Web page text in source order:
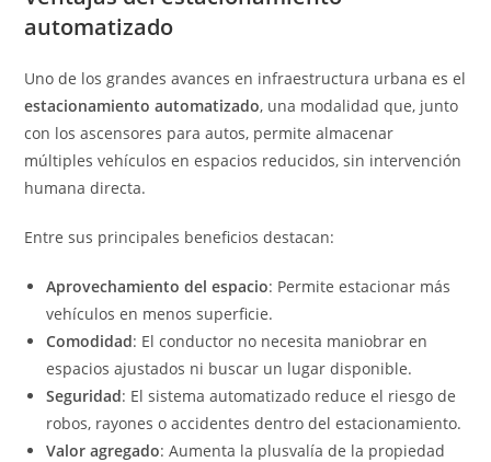
automatizado
Uno de los grandes avances en infraestructura urbana es el
estacionamiento automatizado, una modalidad que, junto
con los ascensores para autos, permite almacenar
múltiples vehículos en espacios reducidos, sin intervención
humana directa.
Entre sus principales beneficios destacan:
Aprovechamiento del espacio: Permite estacionar más
vehículos en menos superficie.
Comodidad: El conductor no necesita maniobrar en
espacios ajustados ni buscar un lugar disponible.
Seguridad: El sistema automatizado reduce el riesgo de
robos, rayones o accidentes dentro del estacionamiento.
Valor agregado: Aumenta la plusvalía de la propiedad